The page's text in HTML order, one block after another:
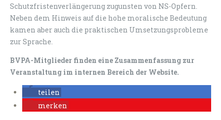
Schutz­fris­ten­verlängerung zugunsten von NS-Opfern.
Neben dem Hinweis auf die hohe moralische Bedeutung
kamen aber auch die praktischen Umsetzungsprobleme
zur Sprache.
BVPA-Mitglieder finden eine Zusammenfassung zur
Veranstaltung im internen Bereich der Website.
teilen
merken